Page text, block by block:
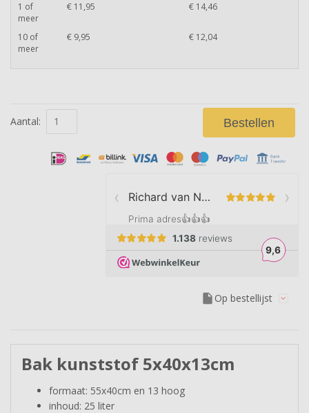
1 of
meer
€ 11,95 € 14,46
10 of
meer
€ 9,95 € 12,04
Aantal: Bestellen
insert_drive_file Op bestellijst
Bak kunststof 5x40x13cm
formaat: 55x40cm en 13 hoog
inhoud: 25 liter